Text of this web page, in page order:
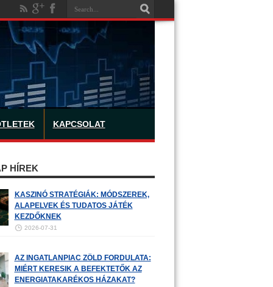
KAPCSOLAT
HÍREK
KASZINÓ STRATÉGIÁK: MÓDSZEREK,
ALAPELVEK ÉS TUDATOS JÁTÉK
KEZDŐKNEK
2026-07-31
AZ INGATLANPIAC ZÖLD FORDULATA:
MIÉRT KERESIK A BEFEKTETŐK AZ
ENERGIATAKARÉKOS HÁZAKAT?